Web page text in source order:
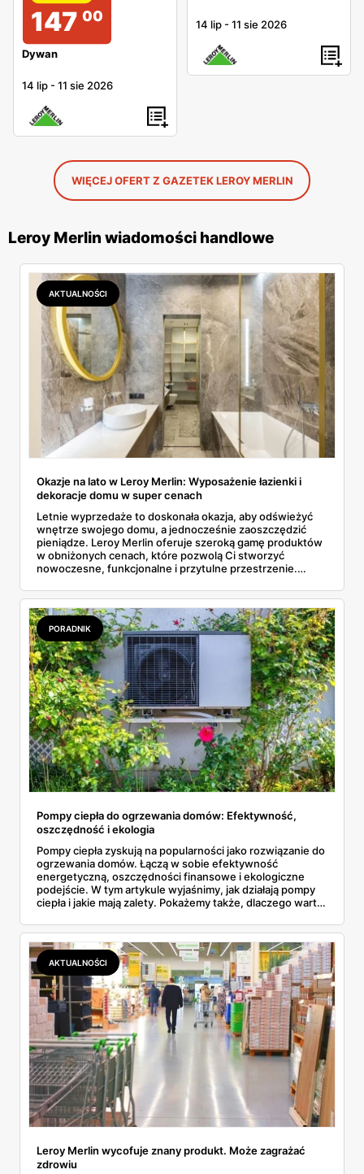
147 00
Dywan
14 lip -11 sie 2026
14 lip -11 sie 2026
WIĘCEJ OFERT Z GAZETEK LEROY MERLIN
Leroy Merlin wiadomości handlowe
AKTUALNOŚCI
Okazje na lato w Leroy Merlin: Wyposażenie łazienki i
dekoracje domu w super cenach
Letnie wyprzedaże to doskonała okazja, aby odświeżyć
wnętrze swojego domu, a jednocześnie zaoszczędzić
pieniądze. Leroy Merlin oferuje szeroką gamę produktów
w obniżonych cenach, które pozwolą Ci stworzyć
nowoczesne, funkcjonalne i przytulne przestrzenie.
warto rozważyć podczas tegorocznych wyprzedaży.
PORADNIK
Pompy ciepła do ogrzewania domów: Efektywność,
oszczędność i ekologia
Pompy ciepła zyskują na popularności jako rozwiązanie do
ogrzewania domów. Łączą w sobie efektywność
energetyczną, oszczędności finansowe i ekologiczne
podejście. W tym artykule wyjaśnimy, jak działają pompy
ciepła i jakie mają zalety. Pokażemy także, dlaczego warto
rosnące ceny gazu i dodatkowe oszczędności dzięki
fotowoltaice oraz plany budowy elektrowni atomowych w
Polsce.
AKTUALNOŚCI
Leroy Merlin wycofuje znany produkt. Może zagrażać
zdrowiu